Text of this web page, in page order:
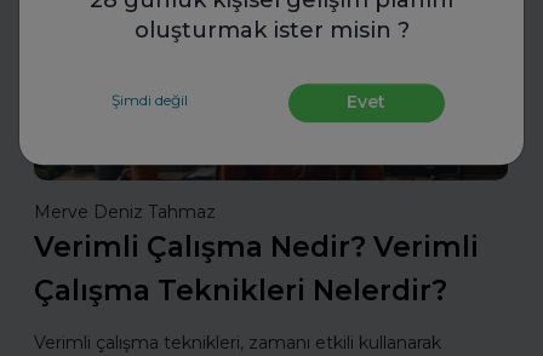
oluşturmak ister misin ?
Şimdi değil Evet
Merve Deniz Tahmaz
Verimli Çalışma Nedir? Verimli
Çalışma Teknikleri Nelerdir?
Verimli çalışma teknikleri, zamanı etkili kullanarak